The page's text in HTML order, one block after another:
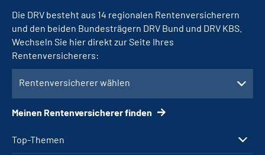
Top-Themen
Die DRV besteht aus 14 regionalen Rentenversicherern
und den beiden Bundesträgern DRV Bund und DRV KBS.
Wechseln Sie hier direkt zur Seite Ihres
Rentenversicherers:
Rentenversicherer wählen
Meinen Rentenversicherer finden